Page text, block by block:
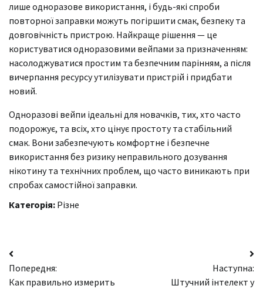
лише одноразове використання, і будь-які спроби
повторної заправки можуть погіршити смак, безпеку та
довговічність пристрою. Найкраще рішення — це
користуватися одноразовими вейпами за призначенням:
насолоджуватися простим та безпечним парінням, а після
вичерпання ресурсу утилізувати пристрій і придбати
новий.
Одноразові вейпи ідеальні для новачків, тих, хто часто
подорожує, та всіх, хто цінує простоту та стабільний
смак. Вони забезпечують комфортне і безпечне
використання без ризику неправильного дозування
нікотину та технічних проблем, що часто виникають при
спробах самостійної заправки.
Категорія: Різне
Навігація
записів
Попередня:
Как правильно измерить
Наступна:
Штучний інтелект у